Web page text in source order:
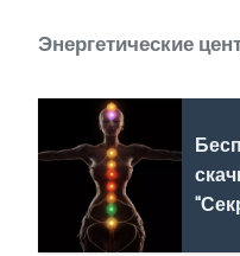
Энергетические